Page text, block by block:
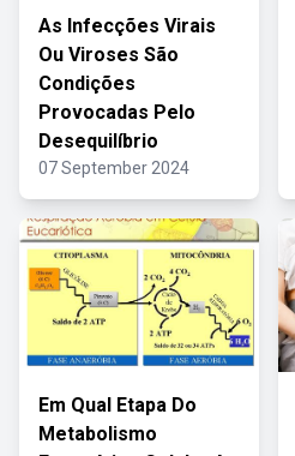
As Infecções Virais
Ou Viroses São
Condições
Provocadas Pelo
Desequilíbrio
07 September 2024
Em Qual Etapa Do
Metabolismo